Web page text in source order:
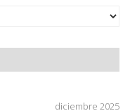
diciembre 2025